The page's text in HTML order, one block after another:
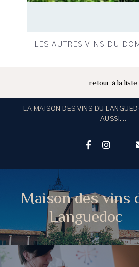
LES AUTRES VINS DU
retour à la liste
LA MAISON DES VINS DU
AUSSI...
Maison des vins
Languedoc